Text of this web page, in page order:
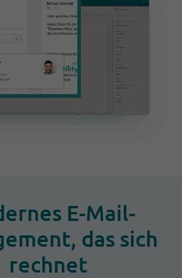
E-Mail-
das sich
rechnet